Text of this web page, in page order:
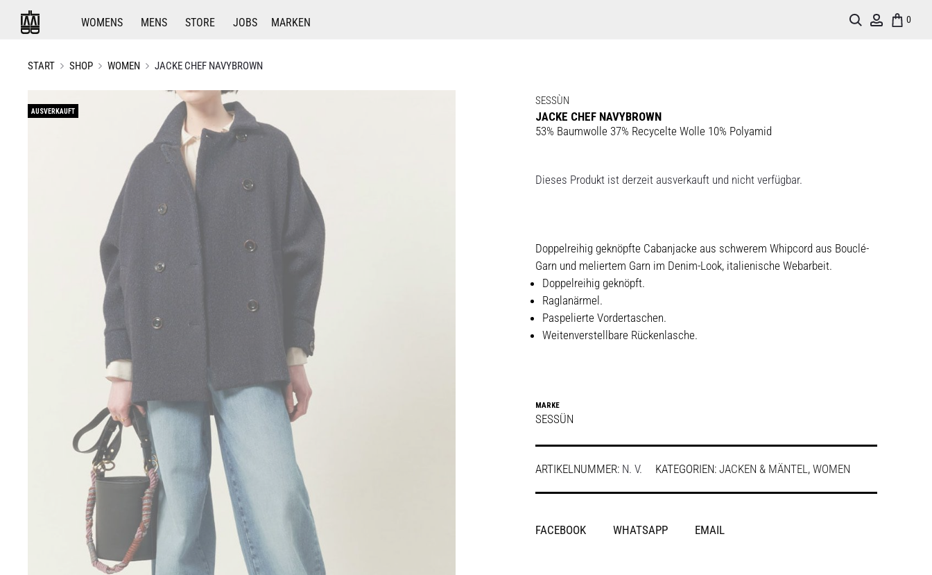
WOMENS MENS STORE JOBS MARKEN 0
Account
Search
START SHOP WOMEN JACKE CHEF NAVYBROWN
AUSVERKAUFT
SESSÙN
JACKE CHEF NAVYBROWN
53% Baumwolle 37% Recycelte Wolle 10% Polyamid
Dieses Produkt ist derzeit ausverkauft und nicht verfügbar.
Doppelreihig geknöpfte Cabanjacke aus schwerem Whipcord aus Bouclé-
Garn und meliertem Garn im Denim-Look, italienische Webarbeit.
Doppelreihig geknöpft.
Raglanärmel.
Paspelierte Vordertaschen.
Weitenverstellbare Rückenlasche.
MARKE
SESSÜN
ARTIKELNUMMER: N. V. KATEGORIEN: JACKEN & MÄNTEL, WOMEN
SHARE
FACEBOOK WHATSAPP EMAIL